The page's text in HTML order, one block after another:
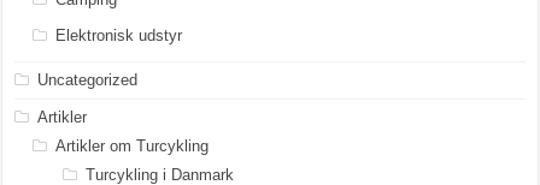
Elektronisk udstyr
Uncategorized
Artikler
Artikler om Turcykling
Turcykling i Danmark